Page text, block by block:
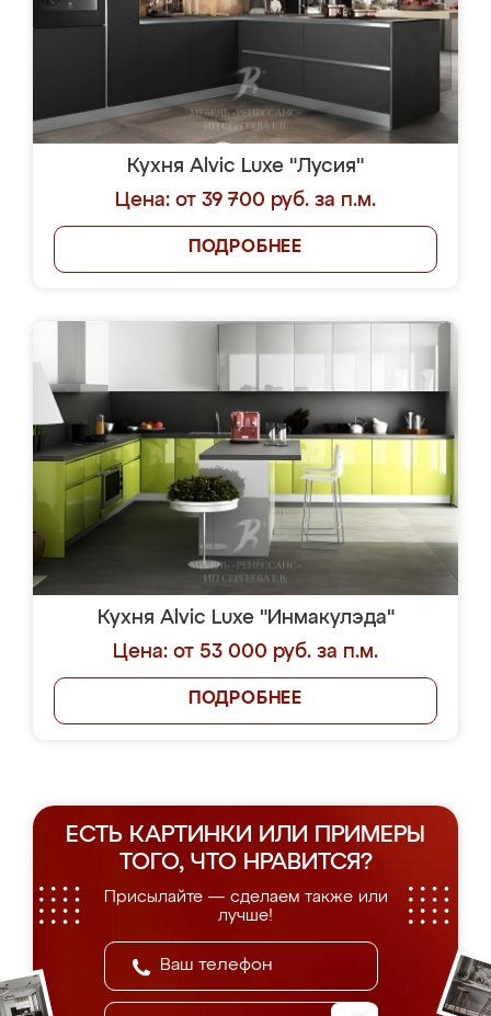
Кухня Alvic Luxe "Лусия"
Цена: от 39 700 руб. за п.м.
ПОДРОБНЕЕ
Кухня Alvic Luxe "Инмакулэда"
Цена: от 53 000 руб. за п.м.
ПОДРОБНЕЕ
ЕСТЬ КАРТИНКИ ИЛИ ПРИМЕРЫ
ТОГО, ЧТО НРАВИТСЯ?
Присылайте — сделаем также или
лучше!